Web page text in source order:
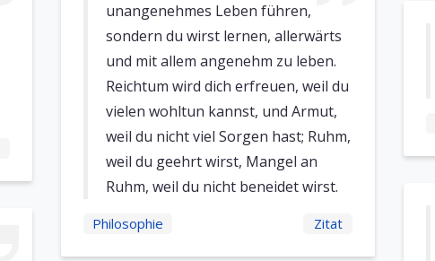
unangenehmes Leben führen,
sondern du wirst lernen, allerwärts
und mit allem angenehm zu leben.
Reichtum wird dich erfreuen, weil du
vielen wohltun kannst, und Armut,
weil du nicht viel Sorgen hast; Ruhm,
weil du geehrt wirst, Mangel an
Ruhm, weil du nicht beneidet wirst.
Philosophie Zitat